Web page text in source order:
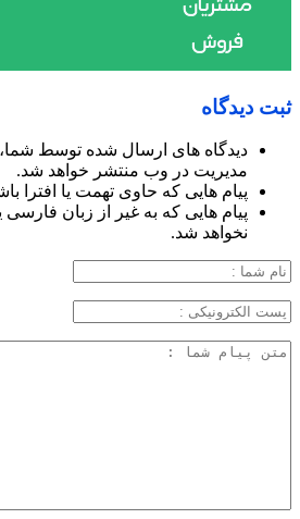
ثبت دیدگاه
دیدگاه های ارسال شده توسط شما،
مدیریت در وب منتشر خواهد شد.
پیام هایی که حاوی تهمت یا افترا
پیام هایی که به غیر از زبان فارسی
نخواهد شد.